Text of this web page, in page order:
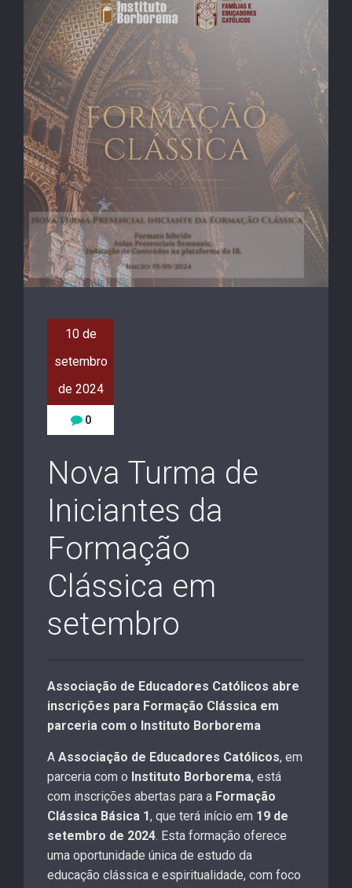
10 de
setembro
de 2024
0
Nova Turma de
Iniciantes da
Formação
Clássica em
setembro
Associação de Educadores Católicos abre
inscrições para Formação Clássica em
parceria com o Instituto Borborema
A Associação de Educadores Católicos, em
parceria com o Instituto Borborema, está
com inscrições abertas para a Formação
Clássica Básica 1, que terá início em 19 de
setembro de 2024. Esta formação oferece
uma oportunidade única de estudo da
educação clássica e espiritualidade, com foco